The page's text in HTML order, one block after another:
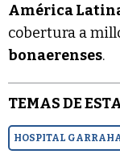
América
cobertura a
bonaerenses.
TEMAS DE
HOSPITAL